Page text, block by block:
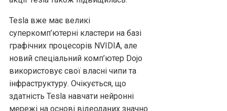
Tesla вже має великі
суперкомп’ютерні кластери на базі
графічних процесорів NVIDIA, але
новий спеціальний комп’ютер Dojo
використовує свої власні чипи та
інфраструктуру. Очікується, що
здатність Tesla навчати нейронні
мережі на основі відеоданих значно